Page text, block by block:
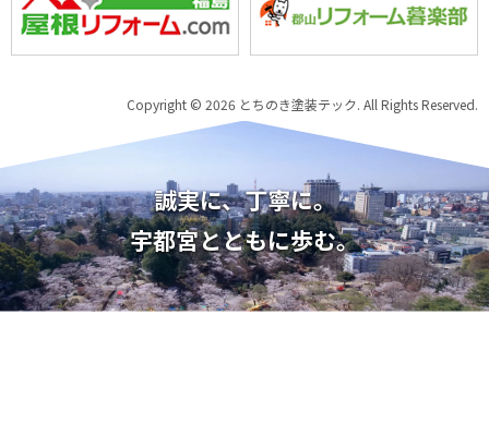
Copyright © 2026 とちのき塗装テック. All Rights Reserved.
誠実に、丁寧に。
宇都宮とともに歩む。